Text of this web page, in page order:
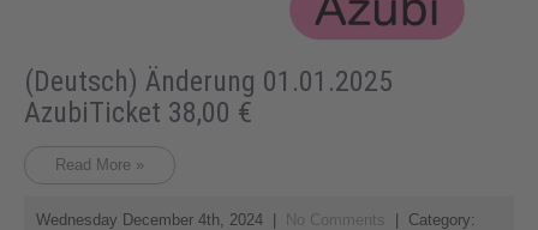
(Deutsch) Änderung 01.01.2025
AzubiTicket 38,00 €
Read More »
Wednesday December 4th, 2024 | No Comments
| Category: